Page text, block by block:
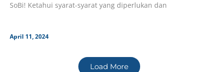
SoBi! Ketahui syarat-syarat yang diperlukan dan
April 11, 2024
Load More